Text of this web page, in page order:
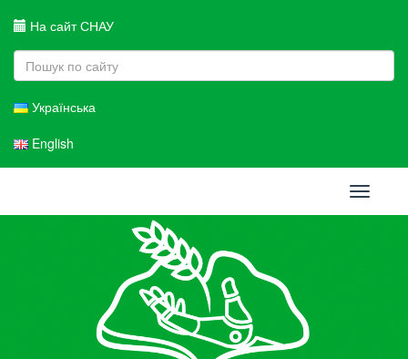
На сайт СНАУ
Українська
English
Toggle